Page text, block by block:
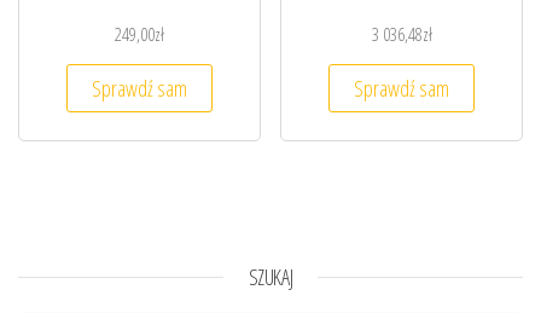
249,00zł
Sprawdź sam
3 036,48zł
Sprawdź sam
SZUKAJ